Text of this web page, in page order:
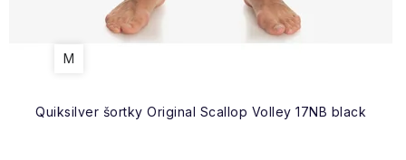
Quiksilver šortky Original Scallop Volley 17NB black
M